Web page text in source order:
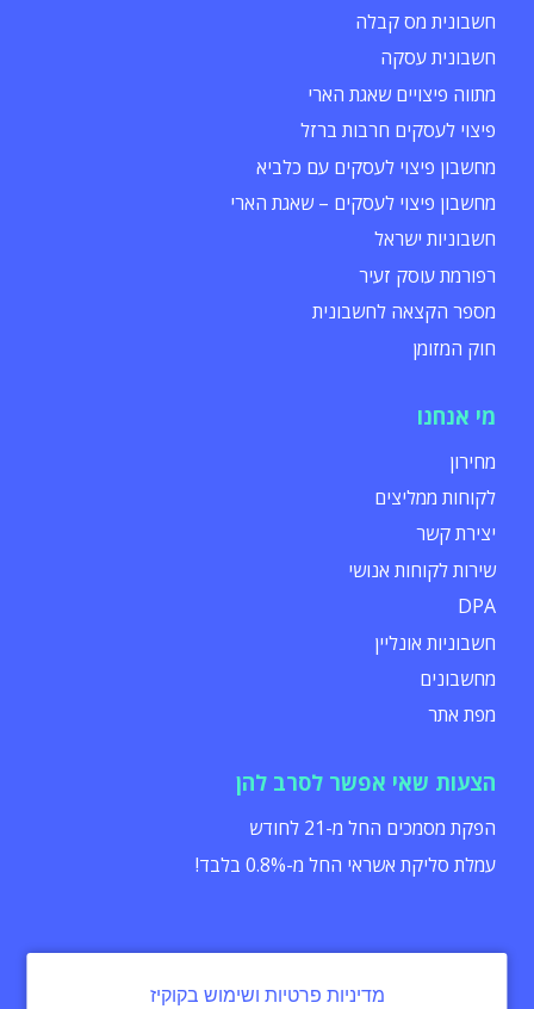
חשבונית מס קבלה
חשבונית עסקה
מתווה פיצויים שאגת הארי
פיצוי לעסקים חרבות ברזל
מחשבון פיצוי לעסקים עם כלביא
מחשבון פיצוי לעסקים – שאגת הארי
חשבוניות ישראל
רפורמת עוסק זעיר
מספר הקצאה לחשבונית
חוק המזומן
מי אנחנו
מחירון
לקוחות ממליצים
יצירת קשר
שירות לקוחות אנושי
DPA
חשבוניות אונליין
מחשבונים
מפת אתר
הצעות שאי אפשר לסרב להן
הפקת מסמכים החל מ-21 לחודש
עמלת סליקת אשראי החל מ-0.8% בלבד!
מדיניות פרטיות ושימוש בקוקיז